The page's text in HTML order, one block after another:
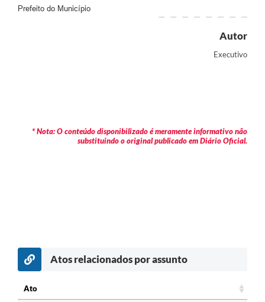
Prefeito do Município
Autor
Executivo
* Nota: O conteúdo disponibilizado é meramente informativo não
substituindo o original publicado em Diário Oficial.
Atos relacionados por assunto
Ato